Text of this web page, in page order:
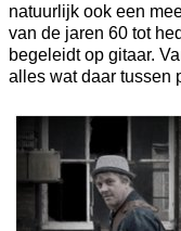
natuurlijk ook een
van de jaren 60 tot
begeleidt op gitaar.
alles wat daar tussen